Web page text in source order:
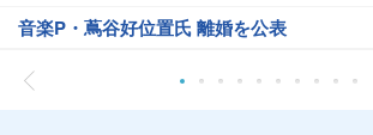
音楽P・蔦谷好位置氏 離婚を公表